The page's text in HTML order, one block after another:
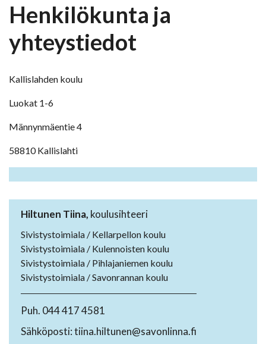
Henkilökunta ja
yhteystiedot
Kallislahden koulu
Luokat 1-6
Männynmäentie 4
58810 Kallislahti
Hiltunen Tiina, koulusihteeri
Sivistystoimiala / Kellarpellon koulu
Sivistystoimiala / Kulennoisten koulu
Sivistystoimiala / Pihlajaniemen koulu
Sivistystoimiala / Savonrannan koulu
Puh. 044 417 4581
Sähköposti: tiina.hiltunen@savonlinna.fi